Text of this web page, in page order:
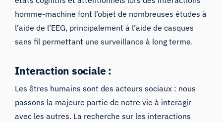
homme-machine font l’objet de nombreuses études à
l’aide de l’EEG, principalement à l’aide de casques
sans fil permettant une surveillance à long terme.
Interaction sociale :
Les êtres humains sont des acteurs sociaux : nous
passons la majeure partie de notre vie à interagir
avec les autres. La recherche sur les interactions